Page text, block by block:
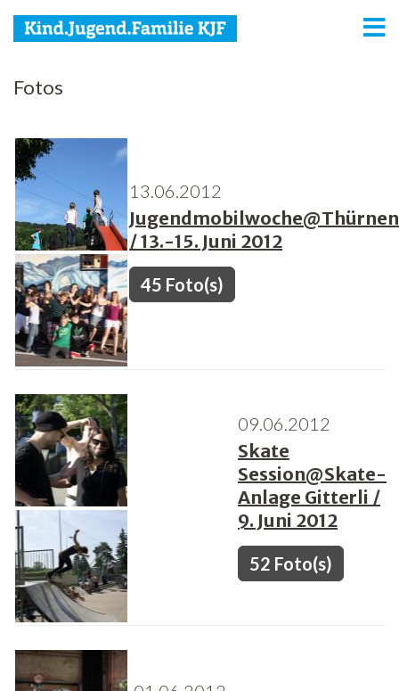
KJF
Jugend
Familie
Media
Agenda
Netzwerk
Spenden
Jobs
Freiwilligenarbeit
News
Newsletter
Fotos
13.06.2012
Jugendmobilwoche@Thürnen
/ 13.-15. Juni 2012
45 Foto(s)
09.06.2012
Skate
Session@Skate-
Anlage Gitterli /
9. Juni 2012
52 Foto(s)